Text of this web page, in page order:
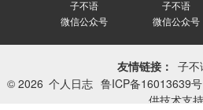
子不语
微信公众号
子不语
微信公众号
友情链接： 子不
© 2026 个人日志 鲁ICP备16013639号
供技术支持